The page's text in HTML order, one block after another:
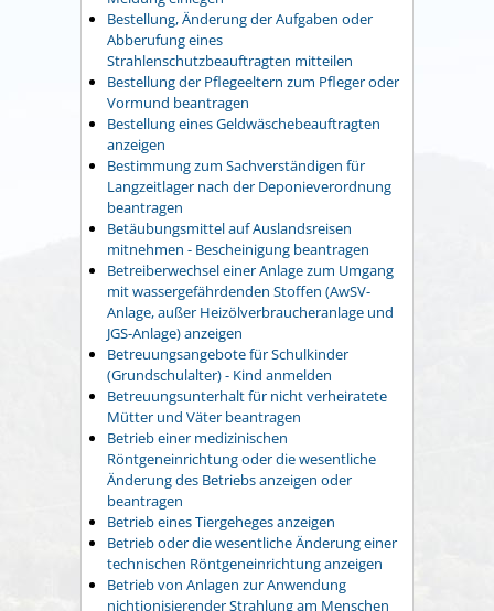
Bestellung, Änderung der Aufgaben oder
Abberufung eines
Strahlenschutzbeauftragten mitteilen
Bestellung der Pflegeeltern zum Pfleger oder
Vormund beantragen
Bestellung eines Geldwäschebeauftragten
anzeigen
Bestimmung zum Sachverständigen für
Langzeitlager nach der Deponieverordnung
beantragen
Betäubungsmittel auf Auslandsreisen
mitnehmen - Bescheinigung beantragen
Betreiberwechsel einer Anlage zum Umgang
mit wassergefährdenden Stoffen (AwSV-
Anlage, außer Heizölverbraucheranlage und
JGS-Anlage) anzeigen
Betreuungsangebote für Schulkinder
(Grundschulalter) - Kind anmelden
Betreuungsunterhalt für nicht verheiratete
Mütter und Väter beantragen
Betrieb einer medizinischen
Röntgeneinrichtung oder die wesentliche
Änderung des Betriebs anzeigen oder
beantragen
Betrieb eines Tiergeheges anzeigen
Betrieb oder die wesentliche Änderung einer
technischen Röntgeneinrichtung anzeigen
Betrieb von Anlagen zur Anwendung
nichtionisierender Strahlung am Menschen